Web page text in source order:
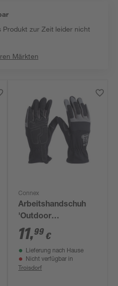
Produkt zur Zeit leider nicht
Märkten
Connex
Arbeitshandschuh
'Outdoor
Construction Pro'
grau/schwarz Größe
9/L
11,99 €
Lieferung nach Hause
Nicht verfügbar in
Troisdorf